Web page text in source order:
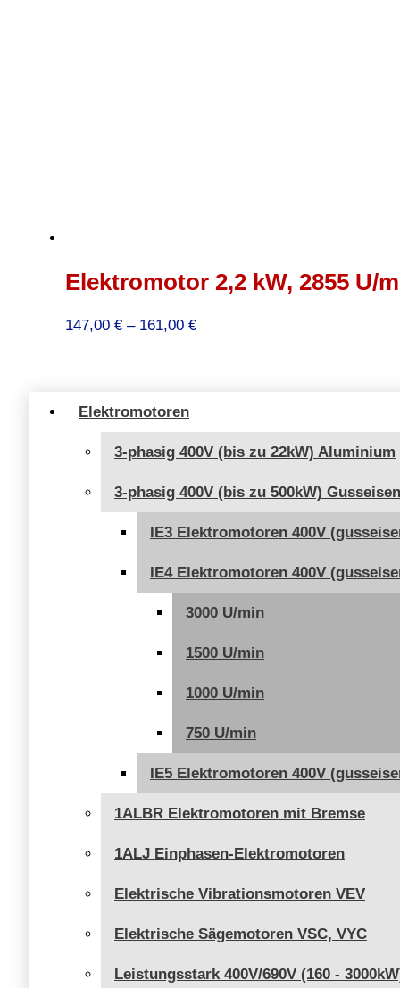
Elektromotoren
3-phasig 400V (bis zu 22kW) Aluminium
3-phasig 400V (bis zu 500kW) Gusseisen
IE3 Elektromotoren 400V
IE4 Elektromotoren 400V
3000 U/min
1500 U/min
1000 U/min
750 U/min
IE5 Elektromotoren 400V
1ALBR Elektromotoren mit Bremse
1ALJ Einphasen-Elektromotoren
Elektrische Vibrationsmotoren VEV
Elektrische Sägemotoren VSC, VYC
Leistungsstark 400V/690V (160 -
Elektromotor 2,2 kW, 2855 U/
147,00 € – 161,00 €Preisspanne: